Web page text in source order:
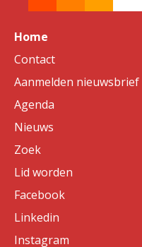
Home
Contact
Aanmelden nieuwsbrief
Agenda
Nieuws
Zoek
Lid worden
Facebook
Linkedin
Instagram